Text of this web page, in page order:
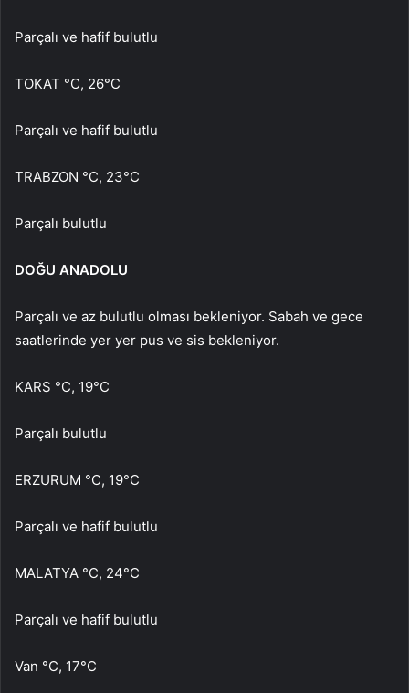
Parçalı ve hafif bulutlu
TOKAT °C, 26°C
Parçalı ve hafif bulutlu
TRABZON °C, 23°C
Parçalı bulutlu
DOĞU ANADOLU
Parçalı ve az bulutlu olması bekleniyor. Sabah ve gece
saatlerinde yer yer pus ve sis bekleniyor.
KARS °C, 19°C
Parçalı bulutlu
ERZURUM °C, 19°C
Parçalı ve hafif bulutlu
MALATYA °C, 24°C
Parçalı ve hafif bulutlu
Van °C, 17°C